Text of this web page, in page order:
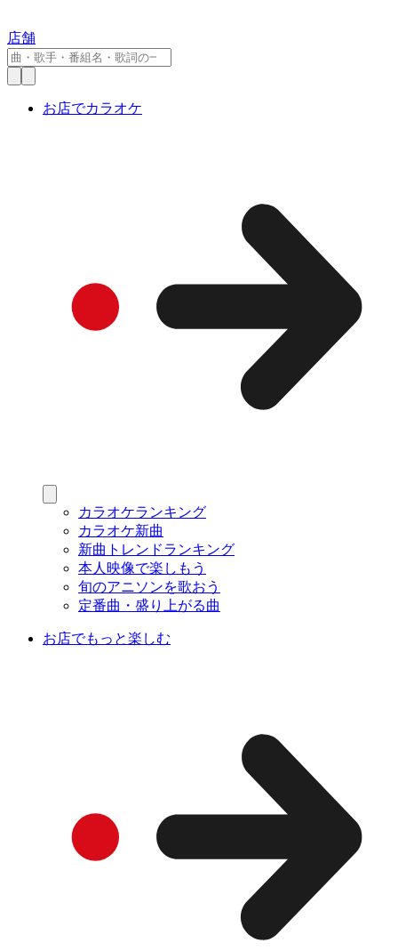
店舗
お店でカラオケ
カラオケランキング
カラオケ新曲
新曲トレンドランキング
本人映像で楽しもう
旬のアニソンを歌おう
定番曲・盛り上がる曲
お店でもっと楽しむ